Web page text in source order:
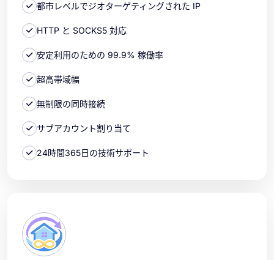
都市レベルでジオターゲティングされた IP
HTTP と SOCKS5 対応
安定利用のための 99.9% 稼働率
超高帯域幅
無制限の同時接続
サブアカウント割り当て
24時間365日の技術サポート